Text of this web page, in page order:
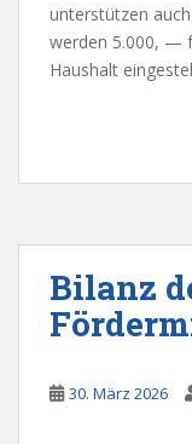
unterstützen
werden 5.000, —
Haushalt
Bilanz
30. März 2026